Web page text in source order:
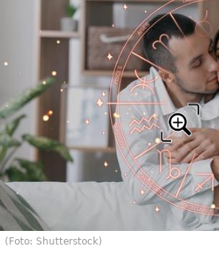
(Foto: Shutterstock)